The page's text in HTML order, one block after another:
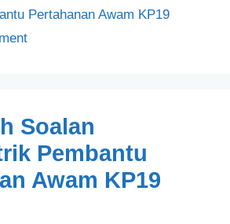
Pertahanan Awam KP19
Soalan
Pembantu
Awam KP19